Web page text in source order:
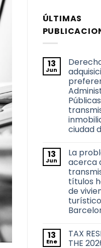
ÚLTIMAS
13
Jun
ciudad
en
Derecho
de
adquisición
preferente
de
las
Públicas
en
13
Jun
La
acerca
títulos
de
en
13
Ene
TAX
THE